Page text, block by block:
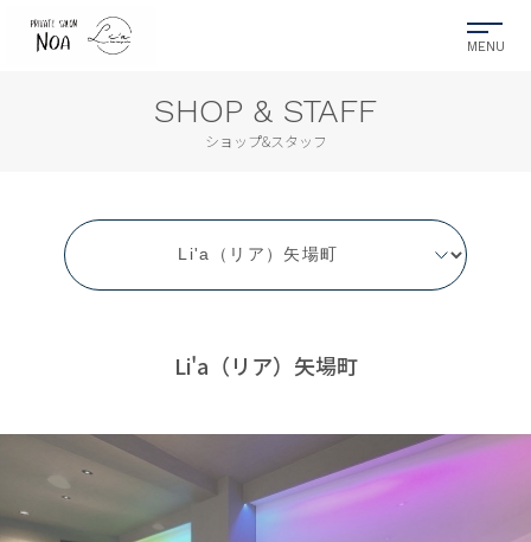
SHOP & STAFF
ショップ&スタッフ
Li'a（リア）矢場町